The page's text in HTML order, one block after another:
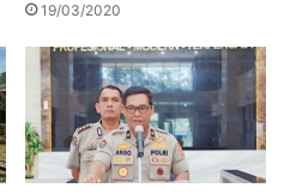
19/03/2020